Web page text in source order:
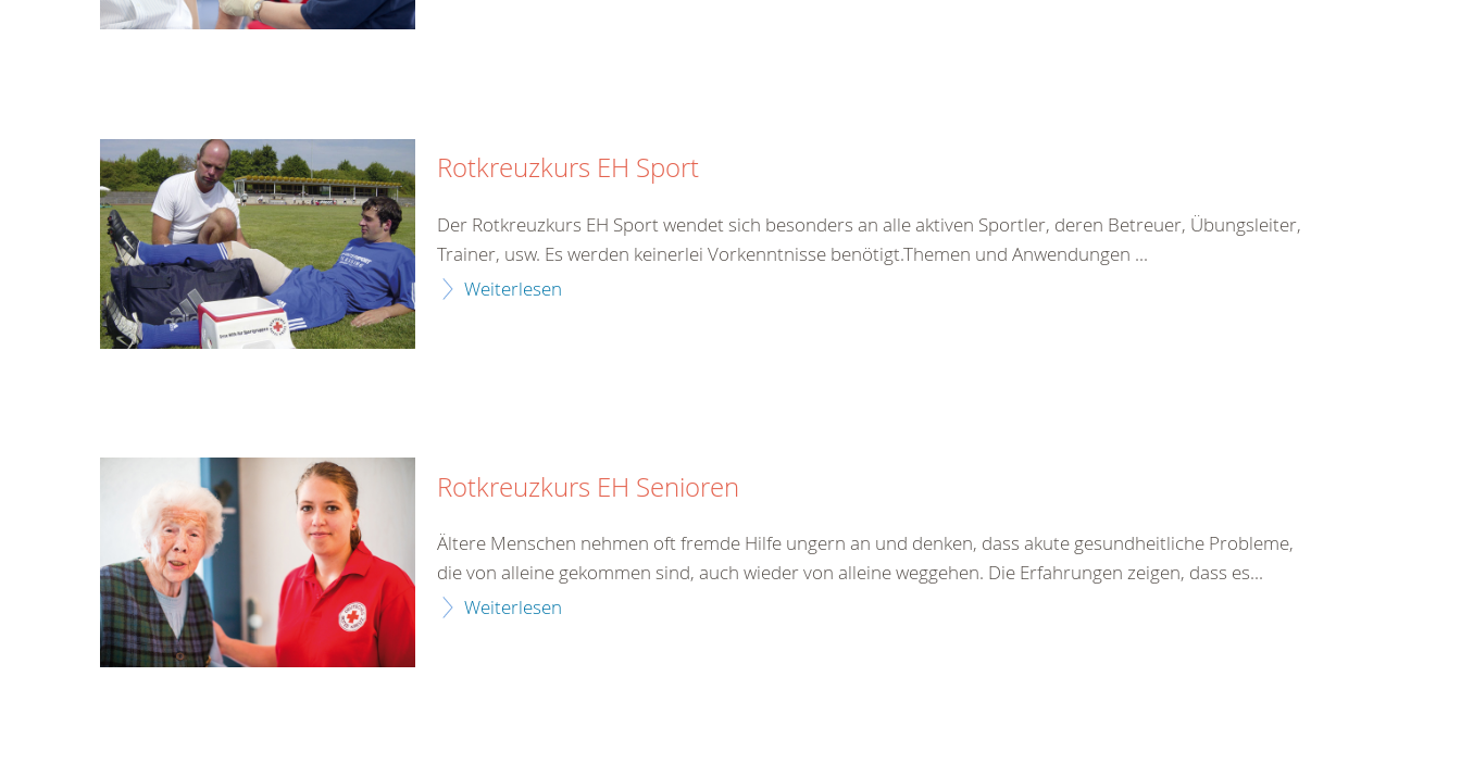
Rotkreuzkurs EH Sport
Der Rotkreuzkurs EH Sport wendet sich besonders an alle aktiven Sportler, deren Betreuer, Übungsleiter,
Trainer, usw. Es werden keinerlei Vorkenntnisse benötigt.Themen und Anwendungen ...
Weiterlesen
Rotkreuzkurs EH Senioren
Ältere Menschen nehmen oft fremde Hilfe ungern an und denken, dass akute gesundheitliche Probleme,
die von alleine gekommen sind, auch wieder von alleine weggehen. Die Erfahrungen zeigen, dass es...
Weiterlesen